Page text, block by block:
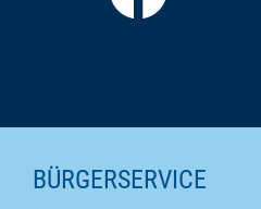
SEITENINHALTE
BÜRGERSERVICE